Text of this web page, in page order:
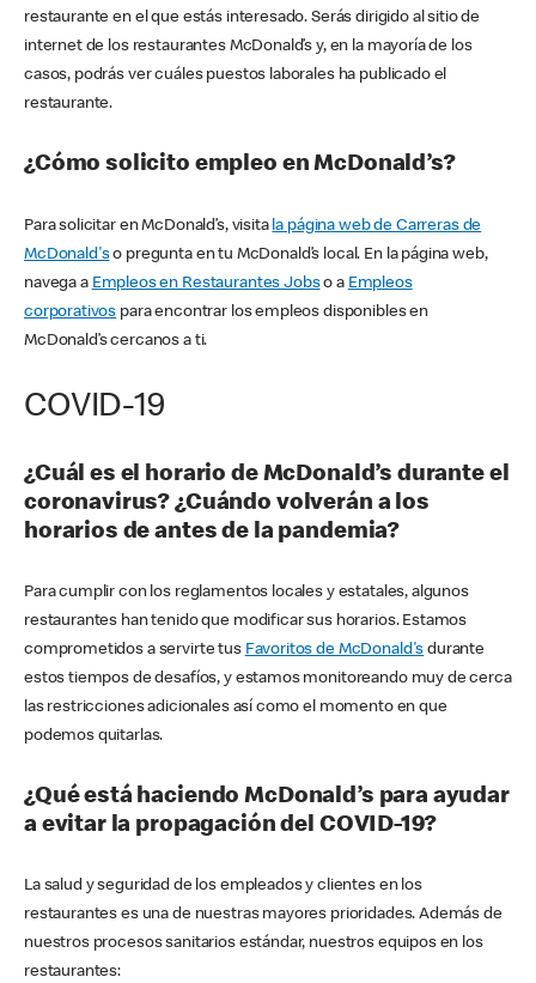
restaurante en el que estás interesado. Serás dirigido al sitio de
internet de los restaurantes McDonald’s y, en la mayoría de los
casos, podrás ver cuáles puestos laborales ha publicado el
restaurante.
¿Cómo solicito empleo en McDonald’s?
Para solicitar en McDonald’s, visita la página web de Carreras de
McDonald'so pregunta en tu McDonald’s local. En la página web,
navega a Empleos en Restaurantes Jobso a Empleos
corporativos para encontrar los empleos disponibles en
McDonald’s cercanos a ti.
COVID-19
¿Cuál es el horario de McDonald’s durante el
coronavirus? ¿Cuándo volverán a los
horarios de antes de la pandemia?
Para cumplir con los reglamentos locales y estatales, algunos
restaurantes han tenido que modificar sus horarios. Estamos
comprometidos a servirte tus Favoritos de McDonald's durante
estos tiempos de desafíos, y estamos monitoreando muy de cerca
las restricciones adicionales así como el momento en que
podemos quitarlas.
¿Qué está haciendo McDonald’s para ayudar
a evitar la propagación del COVID-19?
La salud y seguridad de los empleados y clientes en los
restaurantes es una de nuestras mayores prioridades. Además de
nuestros procesos sanitarios estándar, nuestros equipos en los
restaurantes: